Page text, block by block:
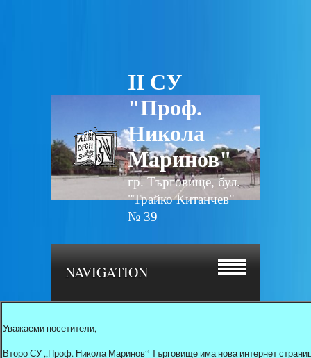
II СУ
"Проф.
Никола
Маринов"
гр. Търговище, бул.
"Трайко Китанчев"
№ 39
NAVIGATION
Уважаеми посетители,
Второ СУ „Проф. Никола Маринов“ Търговище има нова интернет